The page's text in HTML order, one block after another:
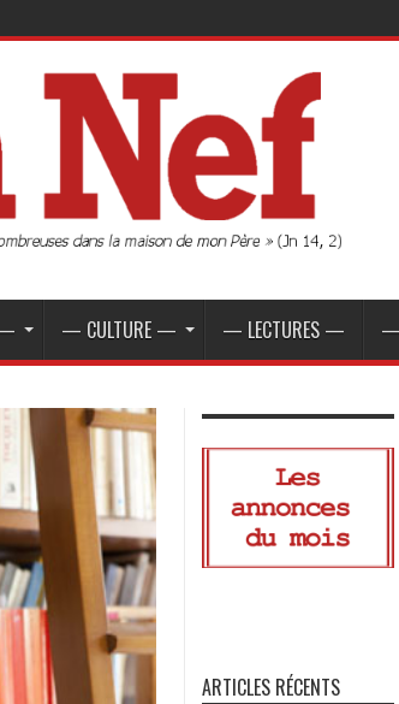
— CULTURE — — LECTURES — —
ARTICLES RÉCENTS